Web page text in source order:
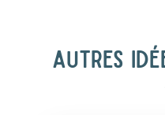
AUTRES